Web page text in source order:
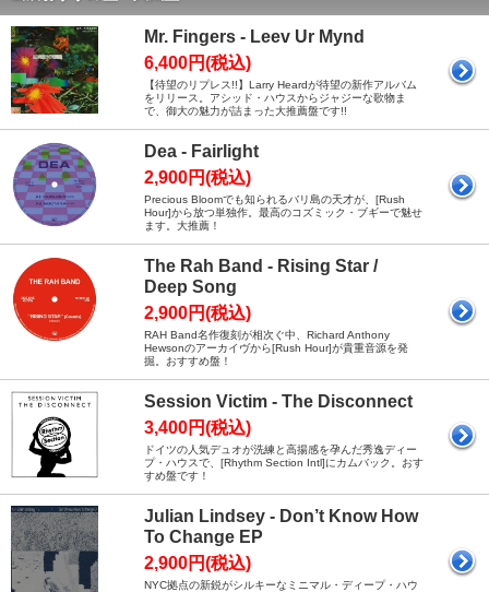
Mr. Fingers - Leev Ur Mynd
6,400円(税込)
【待望のリプレス!!】Larry Heardが待望の新作アルバム
をリリース。アシッド・ハウスからジャジーな歌物ま
で、御大の魅力が詰まった大推薦盤です!!
Dea - Fairlight
2,900円(税込)
Precious Bloomでも知られるバリ島の天才が、[Rush
Hour]から放つ単独作。最高のコズミック・ブギーで魅せ
ます。大推薦！
The Rah Band - Rising Star /
Deep Song
2,900円(税込)
RAH Band名作復刻が相次ぐ中、Richard Anthony
Hewsonのアーカイヴから[Rush Hour]が貴重音源を発
掘。おすすめ盤！
Session Victim - The Disconnect
3,400円(税込)
ドイツの人気デュオが洗練と高揚感を孕んだ秀逸ディー
プ・ハウスで、[Rhythm Section Intl]にカムバック。おす
すめ盤です！
Julian Lindsey - Don’t Know How
To Change EP
2,900円(税込)
NYC拠点の新鋭がシルキーなミニマル・ディープ・ハウ